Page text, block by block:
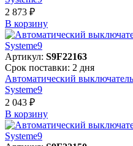
2 873 ₽
В корзинy
Артикул: S9F22163
Срок поставки: 2 дня
Автоматический
Systeme9
2 043 ₽
В корзинy